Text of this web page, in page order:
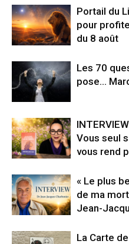
Portail du
pour
du 8 août
Les 70
pose…
Vous seul
vous rend
« Le plus
de ma
Jean-
La Carte